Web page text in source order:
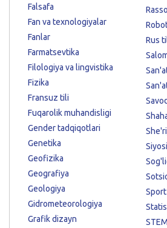
Falsafa
Fan va texnologiyalar
Fanlar
Farmatsevtika
Filologiya va lingvistika
Fizika
Fransuz tili
Fuqarolik muhandisligi
Gender tadqiqotlari
Genetika
Geofizika
Geografiya
Geologiya
Gidrometeorologiya
Grafik dizayn
Rus
Sport